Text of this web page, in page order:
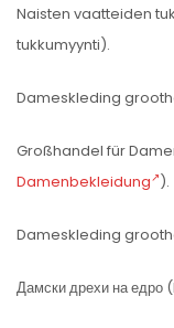
Naisten vaatteiden
tukkumyynti).
Dameskleding
Großhandel für
Damenbekleidung ).
Dameskleding
Дамски дрехи на едро